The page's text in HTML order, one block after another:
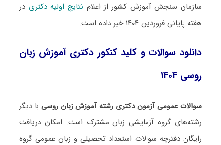
سازمان سنجش آموزش کشور از اعلام نتایج اولیه دکتری در
هفته پایانی فروردین ۱۴۰۴ خبر داده است.
دانلود سوالات و کلید کنکور دکتری آموزش زبان
روسی ۱۴۰۴
سوالات عمومی آزمون دکتری رشته آموزش زبان روسی با دیگر
رشته‌های گروه آزمایشی زبان مشترک است. امکان دریافت
رایگان دفترچه سوالات استعداد تحصیلی و زبان عمومی گروه